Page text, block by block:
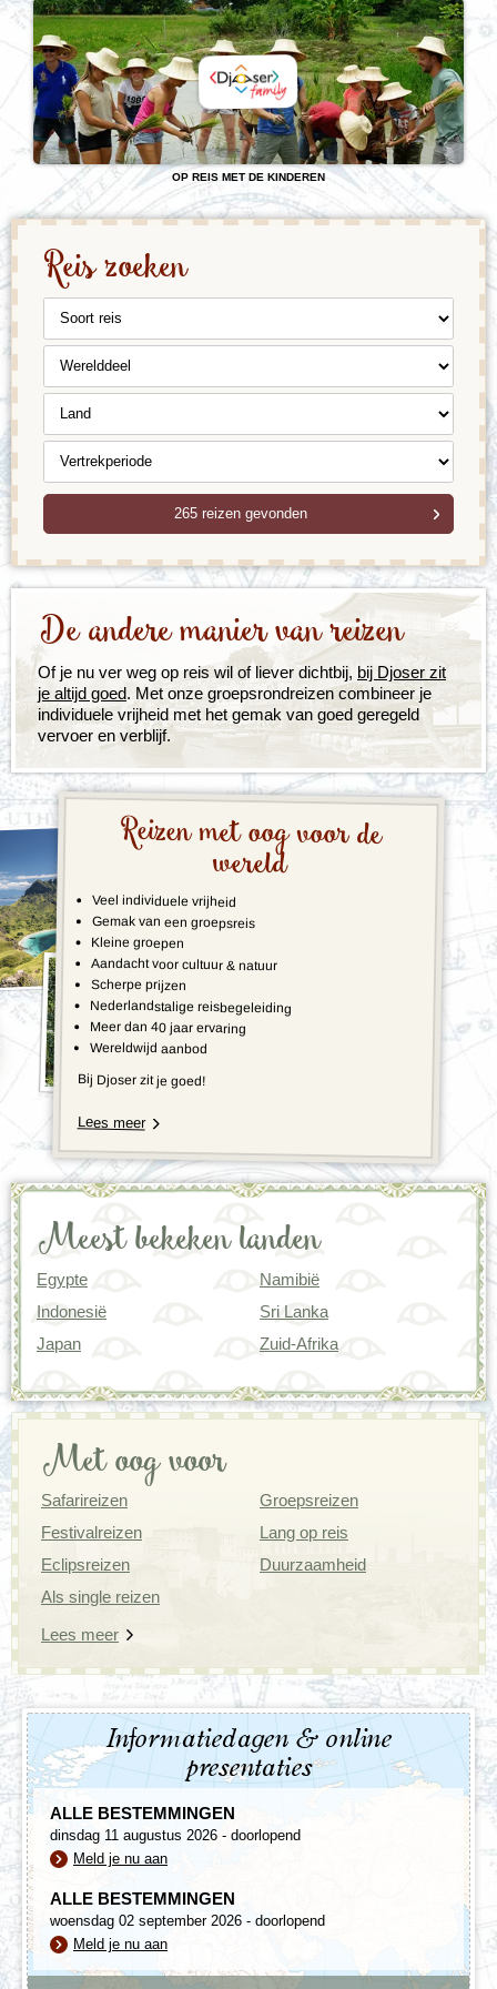
Reizen met oog voor de
wereld
Veel individuele vrijheid
Gemak van een groepsreis
Kleine groepen
Aandacht voor cultuur & natuur
Scherpe prijzen
Nederlandstalige reisbegeleiding
Meer dan 40 jaar ervaring
Wereldwijd aanbod
Bij Djoser zit je goed!
Lees meer
OP REIS MET DE KINDEREN
Reis zoeken
De andere manier van reizen
Of je nu ver weg op reis wil of liever dichtbij, bij Djoser zit
je altijd goed. Met onze groepsrondreizen combineer je
individuele vrijheid met het gemak van goed geregeld
vervoer en verblijf.
Meest bekeken landen
Egypte
Indonesië
Japan
Namibië
Sri Lanka
Zuid-Afrika
Met oog voor
Safarireizen
Festivalreizen
Eclipsreizen
Als single reizen
Groepsreizen
Lang op reis
Duurzaamheid
Lees meer
Informatiedagen & online
presentaties
ALLE BESTEMMINGEN
dinsdag 11 augustus 2026 - doorlopend
Meld je nu aan
ALLE BESTEMMINGEN
woensdag 02 september 2026 - doorlopend
Meld je nu aan